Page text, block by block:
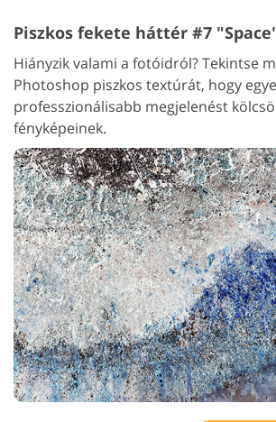
Piszkos fekete háttér #7
Hiányzik valami a fotóidról? Tekintse
Photoshop piszkos textúrát, hogy
professzionálisabb megjelenést
fényképeinek.